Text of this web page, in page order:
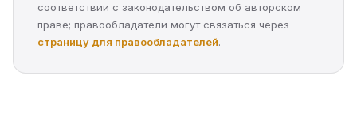
соответствии с законодательством об авторском
праве; правообладатели могут связаться через
страницу для правообладателей.